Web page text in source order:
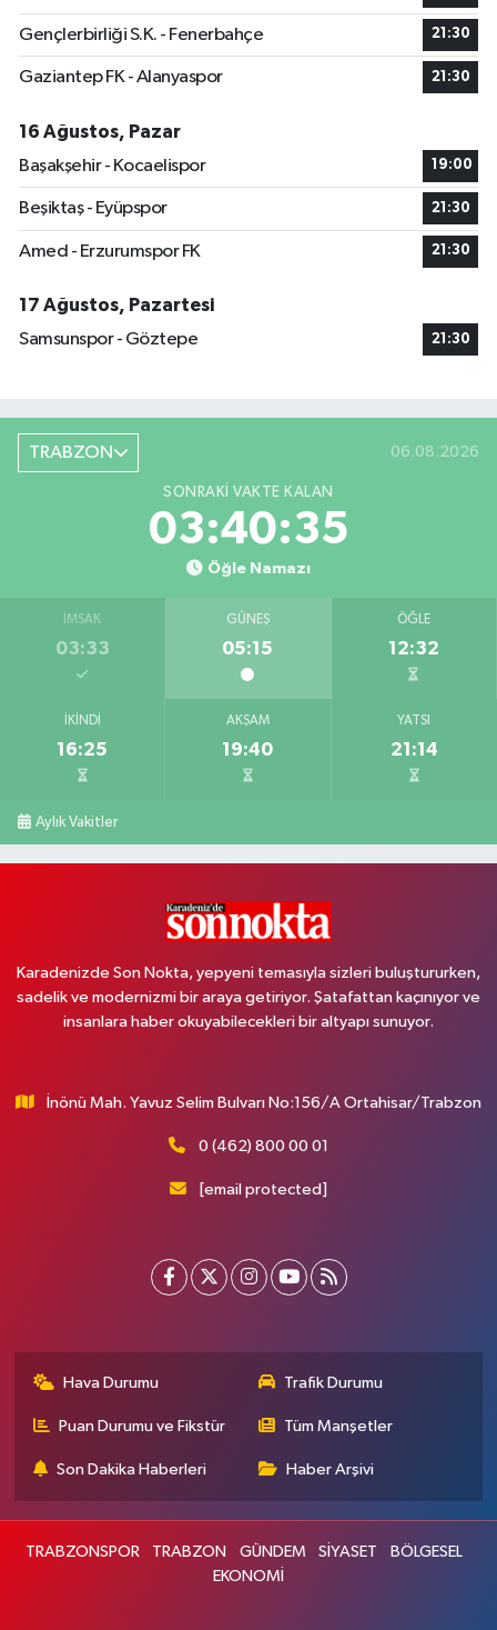
Gençlerbirliği S.K. - Fenerbahçe 21:30
Gaziantep FK - Alanyaspor 21:30
16 Ağustos, Pazar
Başakşehir - Kocaelispor
19:00
Beşiktaş - Eyüpspor 21:30
Amed - Erzurumspor FK 21:30
17 Ağustos, Pazartesi
Samsunspor - Göztepe
21:30
TRABZON 06.08.2026
SONRAKI VAKTE KALAN
03:40:34
Öğle Namazı
İMSAK
03:33
GÜNEŞ
05:15
ÖĞLE
12:32
İKINDI
16:25
AKŞAM
19:40
YATSI
21:14
Aylık Vakitler
Karadenizde Son Nokta, yepyeni temasıyla sizleri buluştururken,
sadelik ve modernizmi bir araya getiriyor. Şatafattan kaçınıyor ve
insanlara haber okuyabilecekleri bir altyapı sunuyor.
İnönü Mah. Yavuz Selim Bulvarı No:156/A Ortahisar/Trabzon
0 (462) 800 00 01
[email protected]
Hava Durumu Trafik Durumu
Puan Durumu ve Fikstür Tüm Manşetler
Son Dakika Haberleri Haber Arşivi
TRABZONSPOR TRABZON GÜNDEM SİYASET
BÖLGESEL
EKONOMİ